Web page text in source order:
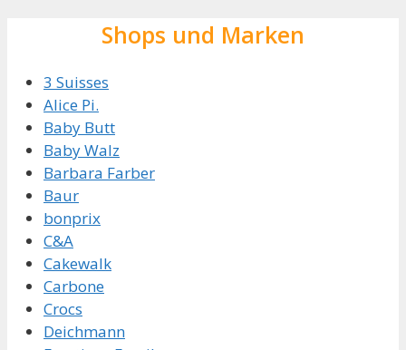
Shops und Marken
3 Suisses
Alice Pi.
Baby Butt
Baby Walz
Barbara Farber
Baur
bonprix
C&A
Cakewalk
Carbone
Crocs
Deichmann